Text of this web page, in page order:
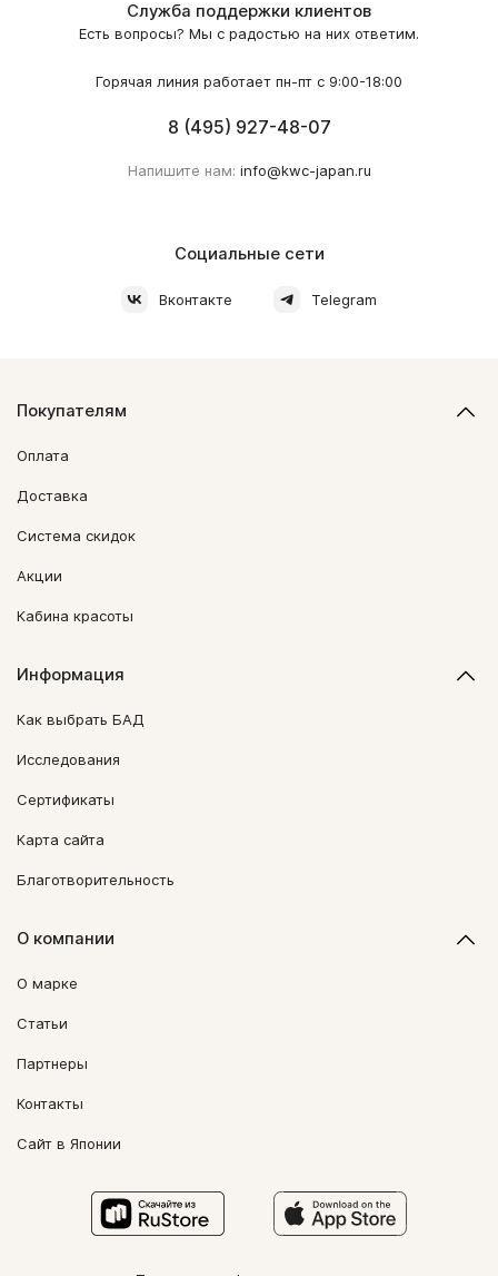
Служба поддержки клиентов
Есть вопросы? Мы с радостью на них ответим.
Горячая линия работает пн-пт с 9:00-18:00
8 (495) 927-48-07
Напишите нам: info@kwc-japan.ru
Социальные сети
Вконтакте Telegram
Покупателям
Оплата
Доставка
Система скидок
Акции
Кабина красоты
Информация
Как выбрать БАД
Исследования
Сертификаты
Карта сайта
Благотворительность
О компании
О марке
Статьи
Партнеры
Контакты
Сайт в Японии